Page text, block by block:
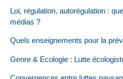
Loi, régulation, autorégulation :
médias ?
Quels enseignements pour la
Genre & Ecologie : Lutte